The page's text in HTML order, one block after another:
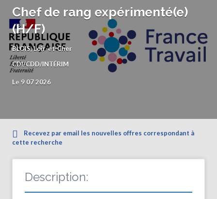
Chef de rang expérimenté(e)
(H/F)
BLOIS, Loir-et-Cher
CDI/CDD/INTÉRIM
Le 9 07 2026
Recevez par email les nouvelles offres correspondant à
cette recherche
Description: